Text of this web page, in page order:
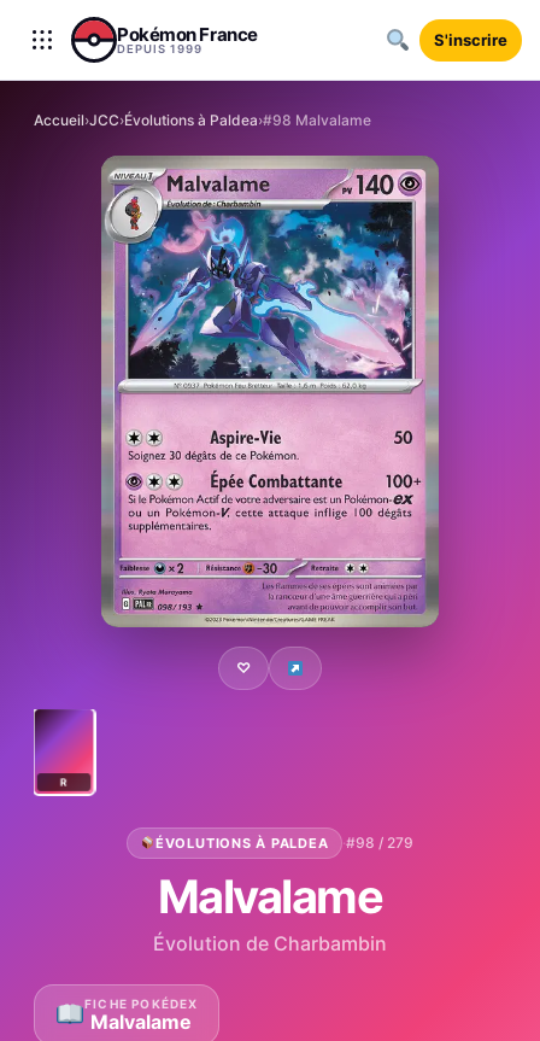
Aller au contenu
Pokémon France
DEPUIS 1999 S'inscrire
Accueil›JCC›Évolutions à Paldea›#98 Malvalame
♡
R
ÉVOLUTIONS À PALDEA ·#98 / 279
Malvalame
Évolution de Charbambin
FICHE POKÉDEX
Malvalame